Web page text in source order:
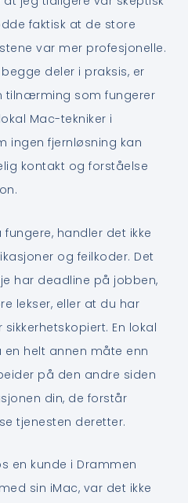
faktisk at de store
var mer profesjonelle.
deler i praksis, er
tilnærming som fungerer
Mac-tekniker i
ingen fjernløsning kan
kontakt og forståelse
handler det ikke
og feilkoder. Det
har deadline på jobben,
lekser, eller at du har
En lokal
helt annen måte enn
på den andre siden
din, de forstår
tjenesten deretter.
en kunde i Drammen
sin iMac, var det ikke